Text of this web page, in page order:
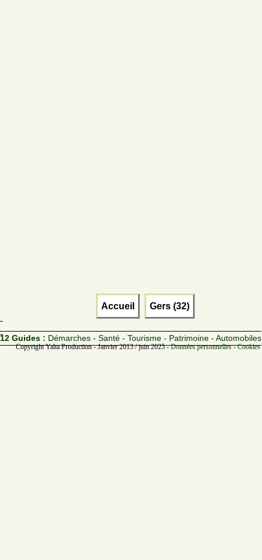
Accueil Gers (32)
12 Guides : Démarches - Santé - Tourisme - Patrimoine - Automobiles
Copyright Yalta Production - Janvier 2013 / juin 2025 -Données personnelles -